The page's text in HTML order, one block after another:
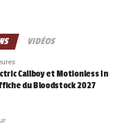
VIDÉOS
Callboy et Motionless In
du Bloodstock 2027